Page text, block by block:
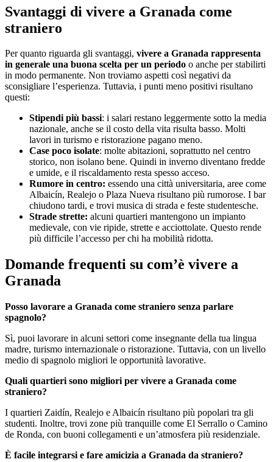
Svantaggi di vivere a Granada come
straniero
Per quanto riguarda gli svantaggi, vivere a Granada rappresenta
in generale una buona scelta per un periodo o anche per stabilirti
in modo permanente. Non troviamo aspetti così negativi da
sconsigliare l’esperienza. Tuttavia, i punti meno positivi risultano
questi:
Stipendi più bassi: i salari restano leggermente sotto la media
nazionale, anche se il costo della vita risulta basso. Molti
lavori in turismo e ristorazione pagano meno.
Case poco isolate: molte abitazioni, soprattutto nel centro
storico, non isolano bene. Quindi in inverno diventano fredde
e umide, e il riscaldamento resta spesso acceso.
Rumore in centro: essendo una città universitaria, aree come
Albaicín, Realejo o Plaza Nueva risultano più rumorose. I bar
chiudono tardi, e trovi musica di strada e feste studentesche.
Strade strette: alcuni quartieri mantengono un impianto
medievale, con vie ripide, strette e acciottolate. Questo rende
più difficile l’accesso per chi ha mobilità ridotta.
Domande frequenti su com’è vivere a
Granada
Posso lavorare a Granada come straniero senza parlare
spagnolo?
Sì, puoi lavorare in alcuni settori come insegnante della tua lingua
madre, turismo internazionale o ristorazione. Tuttavia, con un livello
medio di spagnolo migliori le opportunità lavorative.
Quali quartieri sono migliori per vivere a Granada come
straniero?
I quartieri Zaidín, Realejo e Albaicín risultano più popolari tra gli
studenti. Inoltre, trovi zone più tranquille come El Serrallo o Camino
de Ronda, con buoni collegamenti e un’atmosfera più residenziale.
È facile integrarsi e fare amicizia a Granada da straniero?